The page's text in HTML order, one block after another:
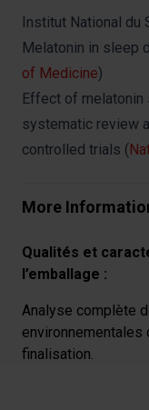
Institut National du
Melatonin in sleep
of Medicine)
Effect of melatonin
systematic review
controlled trials (
More
Qualités et
l’emballage :
Analyse complète
environnementales
finalisation.